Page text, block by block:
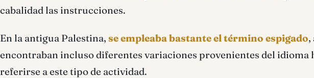
cabalidad las instrucciones.
En la antigua Palestina, se empleaba bastante el término espigado,
encontraban incluso diferentes variaciones provenientes del idioma
referirse a este tipo de actividad.